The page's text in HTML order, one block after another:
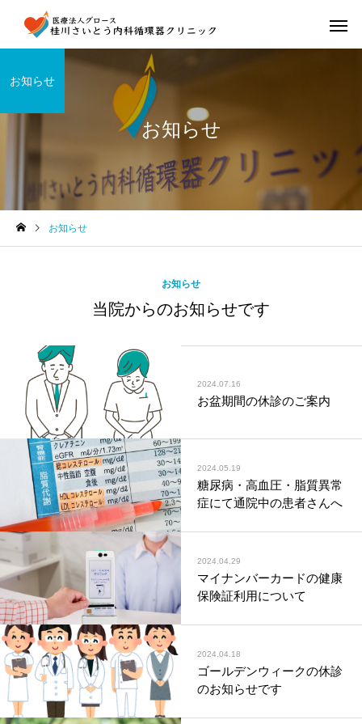
お知らせ
お知らせ
お知らせ
お知らせ
当院からのお知らせです
2024.07.16
お盆期間の休診のご案内
2024.05.19
糖尿病・高血圧・脂質異常
症にて通院中の患者さんへ
2024.04.29
マイナンバーカードの健康
保険証利用について
2024.04.18
ゴールデンウィークの休診
のお知らせです